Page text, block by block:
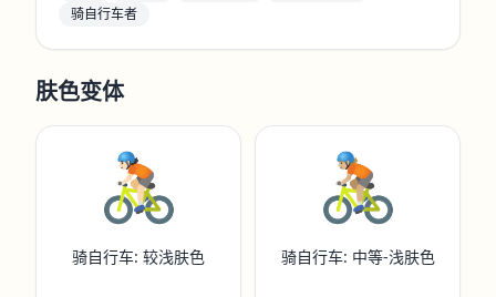
骑自行车者
肤色变体
🚴🏻
骑自行车: 较浅肤色
🚴🏼
骑自行车: 中等-浅肤色